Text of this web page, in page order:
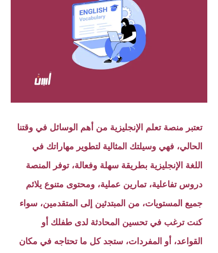
تعتبر منصة تعلم الإنجليزية من أهم الوسائل في وقتنا
الحالي، فهي وسيلتك المثالية لتطوير مهاراتك في
اللغة الإنجليزية بطريقة سهلة وفعالة، توفر المنصة
دروس تفاعلية، تمارين عملية، ومحتوى متنوع يلائم
جميع المستويات، من المبتدئين إلى المتقدمين، سواء
كنت ترغب في تحسين المحادثة لدى طفلك أو
القواعد، أو المفردات، ستجد كل ما تحتاجه في مكان